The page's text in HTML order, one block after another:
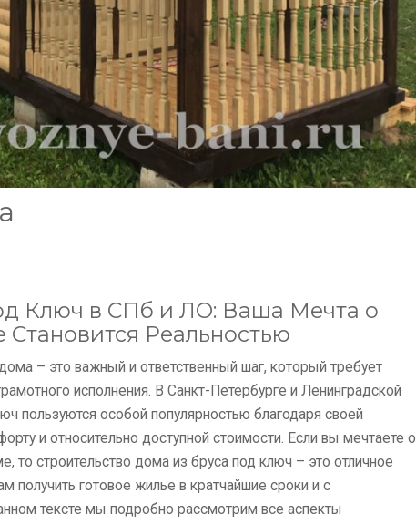
Ключ в СПб и ЛО: Ваша Мечта о
Реальностью
– это важный и ответственный шаг, который требует
исполнения. В Санкт-Петербурге и Ленинградской
пользуются особой популярностью благодаря своей
и относительно доступной стоимости. Если вы мечтаете о
то строительство дома из бруса под ключ – это отличное
получить готовое жилье в кратчайшие сроки и с
тексте мы подробно рассмотрим все аспекты